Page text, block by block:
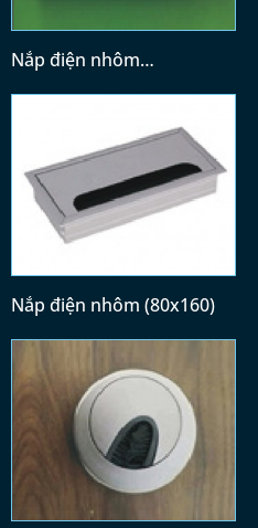
Nắp điện nhôm
Nắp điện nhôm (80x160)